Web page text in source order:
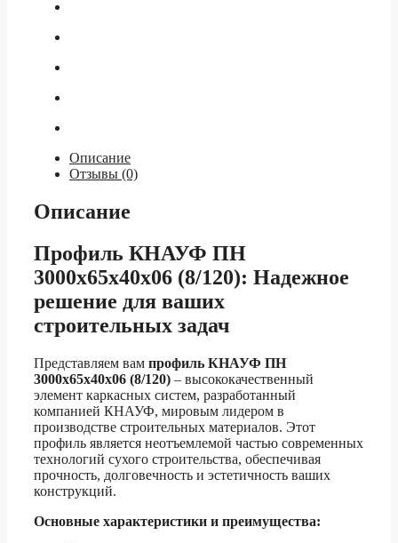
Описание
Отзывы (0)
Описание
Профиль КНАУФ ПН
3000х65х40х06 (8/120): Надежное
решение для ваших
строительных задач
Представляем вам профиль КНАУФ ПН
3000х65х40х06 (8/120) – высококачественный
элемент каркасных систем, разработанный
компанией КНАУФ, мировым лидером в
производстве строительных материалов. Этот
профиль является неотъемлемой частью современных
технологий сухого строительства, обеспечивая
прочность, долговечность и эстетичность ваших
конструкций.
Основные характеристики и преимущества: